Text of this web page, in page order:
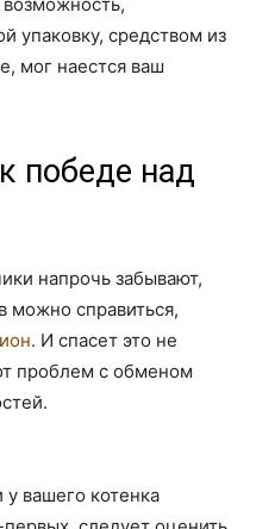
упаковку, средством из
мог наестся ваш
победе над
напрочь забывают,
можно справиться,
. И спасет это не
проблем с обменом
вашего котенка